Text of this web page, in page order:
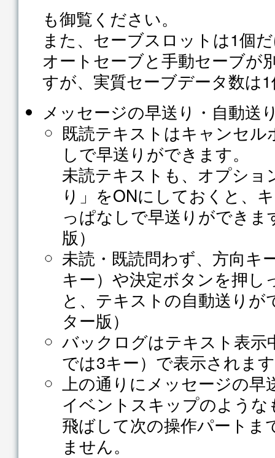
も御覧ください。
また、セーブスロットは1個
オートセーブと手動セーブが
すが、実質セーブデータ数は
メッセージの早送り・自動送
既読テキストはキャンセ
しで早送りができます。
未読テキストも、オプショ
り」をONにしておくと、
っぱなしで早送りができ
版）
未読・既読問わず、方向キ
キー）や決定ボタンを押
と、テキストの自動送り
ター版）
バックログはテキスト表示
では3キー）で表示されま
上の通りにメッセージの早
イベントスキップのよう
飛ばして次の操作パートま
ません。